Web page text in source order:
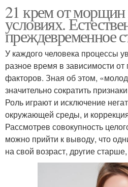
21 крем от
условиях.
преждевременное
У каждого человека процессы
разное время в зависимости от
факторов. Зная об этом,
значительно сократить
Роль играют и исключение
окружающей среды, и
Рассмотрев совокупность
можно прийти к выводу, что
на свой возраст, другие